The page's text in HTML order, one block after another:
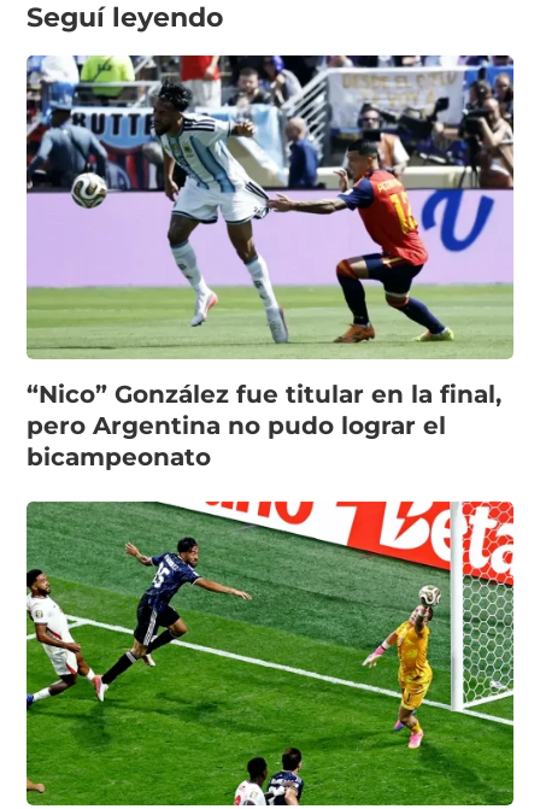
Seguí leyendo
“Nico” González fue titular en la final,
pero Argentina no pudo lograr el
bicampeonato